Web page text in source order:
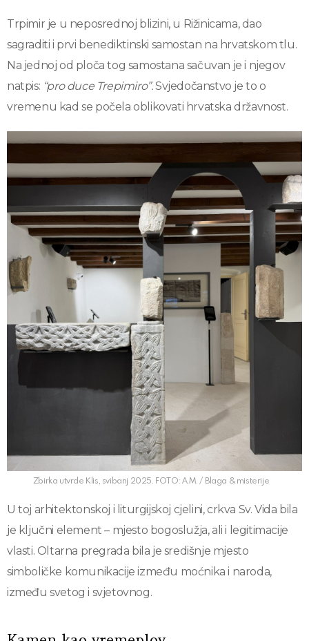
Trpimir je u neposrednoj blizini, u Rižinicama, dao
sagraditi i prvi benediktinski samostan na hrvatskom tlu.
Na jednoj od ploča tog samostana sačuvan je i njegov
natpis: “pro duce Trepimiro”.Svjedočanstvo je to o
vremenu kad se počela oblikovati hrvatska državnost.
Zbirka utvrde Klis, svibanj 2025. FOTO: A.M. / Blaga & misterije
U toj arhitektonskoj i liturgijskoj cjelini, crkva Sv. Vida bila
je ključni element – mjesto bogoslužja, ali i legitimacije
vlasti. Oltarna pregrada bila je središnje mjesto
simboličke komunikacije između moćnika i naroda,
između svetog i svjetovnog.